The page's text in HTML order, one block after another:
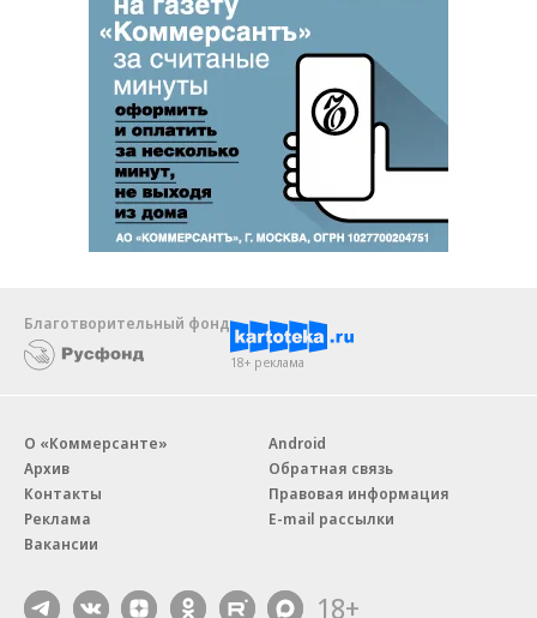
Благотворительный фонд
18+ реклама
О «Коммерсанте»
Архив
Контакты
Реклама
Вакансии
Android
Обратная связь
Правовая информация
E-mail рассылки
18+